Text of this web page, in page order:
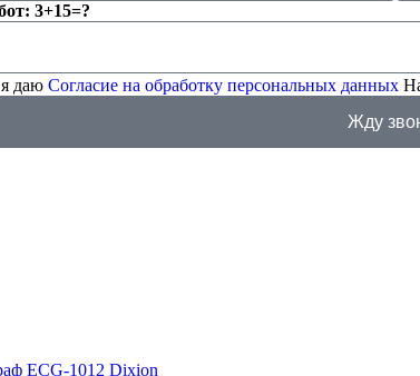
3+15=?
даю Согласие на обработку персональных данных
Жду